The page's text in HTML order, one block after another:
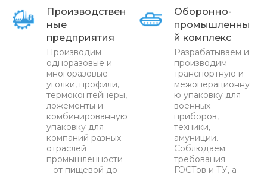
Производствен
ные
предприятия
Производим
одноразовые и
многоразовые
уголки, профили,
термоконтейнеры,
ложементы и
комбинированную
упаковку для
компаний разных
отраслей
промышленности
– от пищевой до
Оборонно-
промышленны
й комплекс
Разрабатываем и
производим
транспортную и
межоперационну
ю упаковку для
военных
приборов,
техники,
амуниции.
Соблюдаем
требования
ГОСТов и ТУ, а